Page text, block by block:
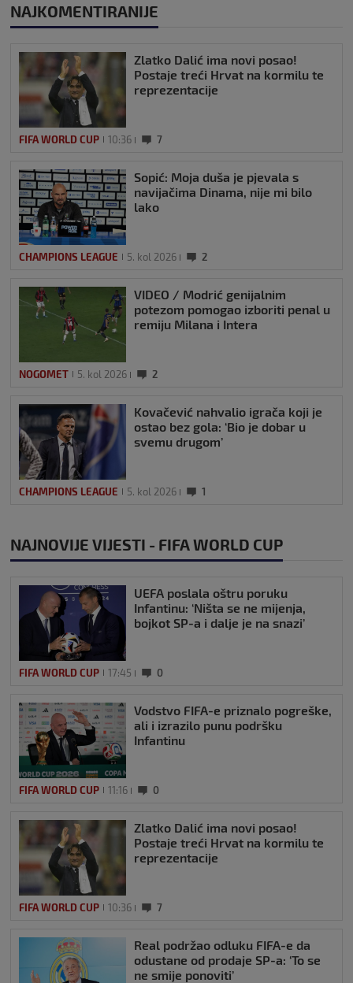
NAJKOMENTIRANIJE
Zlatko Dalić ima novi posao!
Postaje treći Hrvat na kormilu te
reprezentacije
FIFA WORLD CUP 10:36 7
Sopić: Moja duša je pjevala s
navijačima Dinama, nije mi bilo
lako
CHAMPIONS LEAGUE 5. kol 2026 2
VIDEO / Modrić genijalnim
potezom pomogao izboriti penal u
remiju Milana i Intera
NOGOMET 5. kol 2026 2
Kovačević nahvalio igrača koji je
ostao bez gola: ‘Bio je dobar u
svemu drugom’
CHAMPIONS LEAGUE 5. kol 2026 1
NAJNOVIJE VIJESTI - FIFA WORLD CUP
UEFA poslala oštru poruku
Infantinu: ‘Ništa se ne mijenja,
bojkot SP-a i dalje je na snazi’
FIFA WORLD CUP 17:45 0
Vodstvo FIFA-e priznalo pogreške,
ali i izrazilo punu podršku
Infantinu
FIFA WORLD CUP 11:16 0
Zlatko Dalić ima novi posao!
Postaje treći Hrvat na kormilu te
reprezentacije
FIFA WORLD CUP 10:36 7
Real podržao odluku FIFA-e da
odustane od prodaje SP-a: ‘To se
ne smije ponoviti’